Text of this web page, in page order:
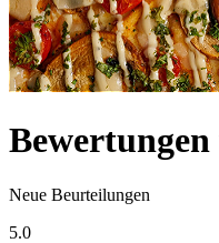
Neue Beurteilungen
5.0